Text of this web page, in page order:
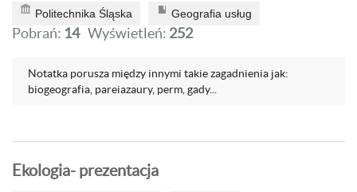
Politechnika Śląska Geografia usług
Pobrań: 14 Wyświetleń: 252
Notatka porusza między innymi takie zagadnienia jak:
biogeografia, pareiazaury, perm, gady...
Ekologia- prezentacja